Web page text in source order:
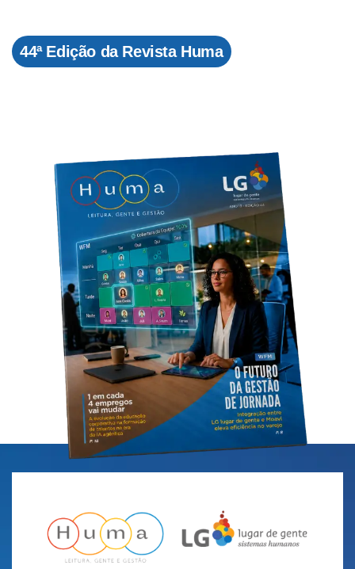
44ª Edição da Revista Huma